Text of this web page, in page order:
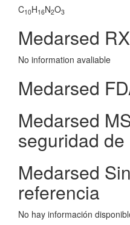
C10H16N2O3
Medarsed
No information avaliable
Medarsed
Medarsed
seguridad
Medarsed
referencia
No hay información